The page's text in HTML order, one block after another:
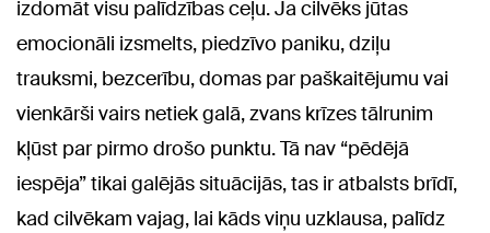
izdomāt visu palīdzības ceļu. Ja cilvēks jūtas
emocionāli izsmelts, piedzīvo paniku, dziļu
trauksmi, bezcerību, domas par paškaitējumu vai
vienkārši vairs netiek galā, zvans krīzes tālrunim
kļūst par pirmo drošo punktu. Tā nav “pēdējā
iespēja” tikai galējās situācijās, tas ir atbalsts brīdī,
kad cilvēkam vajag, lai kāds viņu uzklausa, palīdz